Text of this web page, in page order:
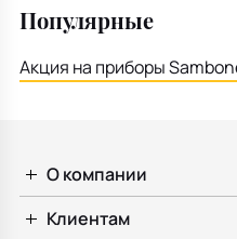
Популярные
Акция на приборы
О компании
Клиентам